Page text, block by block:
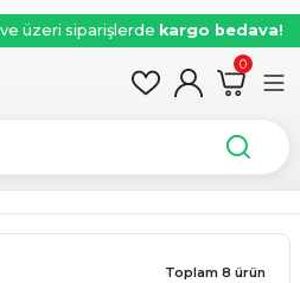
ve üzeri siparişlerde kargo bedava!
0
Toplam 8 ürün